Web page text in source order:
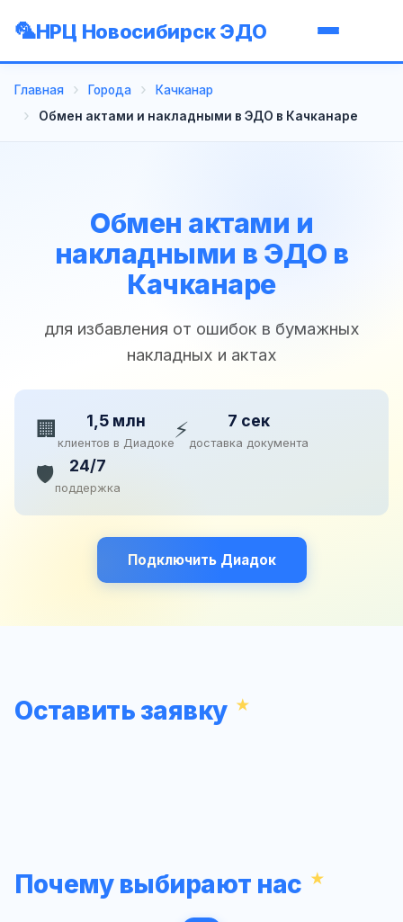
НРЦ Новосибирск ЭДО
Главная Города
Качканар
Обмен актами и накладными в ЭДО в Качканаре
Обмен актами и
накладными в ЭДО в
Качканаре
для избавления от ошибок в бумажных
накладных и актах
🏢 1,5 млн
клиентов в Диадоке⚡ 7 сек
доставка документа
🛡️ 24/7
поддержка
Подключить Диадок
Оставить заявку
Почему выбирают нас